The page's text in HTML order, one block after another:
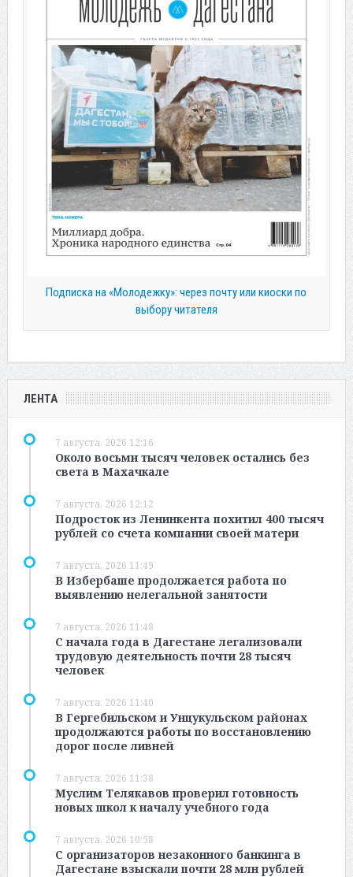
Подписка на «Молодежку»: через почту или киоски по
выбору читателя
ЛЕНТА
7 августа, 2026 12:16
Около восьми тысяч человек остались без
света в Махачкале
7 августа, 2026 12:12
Подросток из Ленинкента похитил 400 тысяч
рублей со счета компании своей матери
7 августа, 2026 11:49
В Избербаше продолжается работа по
выявлению нелегальной занятости
7 августа, 2026 11:48
С начала года в Дагестане легализовали
трудовую деятельность почти 28 тысяч
человек
7 августа, 2026 11:40
В Гергебильском и Унцукульском районах
продолжаются работы по восстановлению
дорог после ливней
7 августа, 2026 11:38
Муслим Телякавов проверил готовность
новых школ к началу учебного года
7 августа, 2026 10:58
С организаторов незаконного банкинга в
Дагестане взыскали почти 28 млн рублей